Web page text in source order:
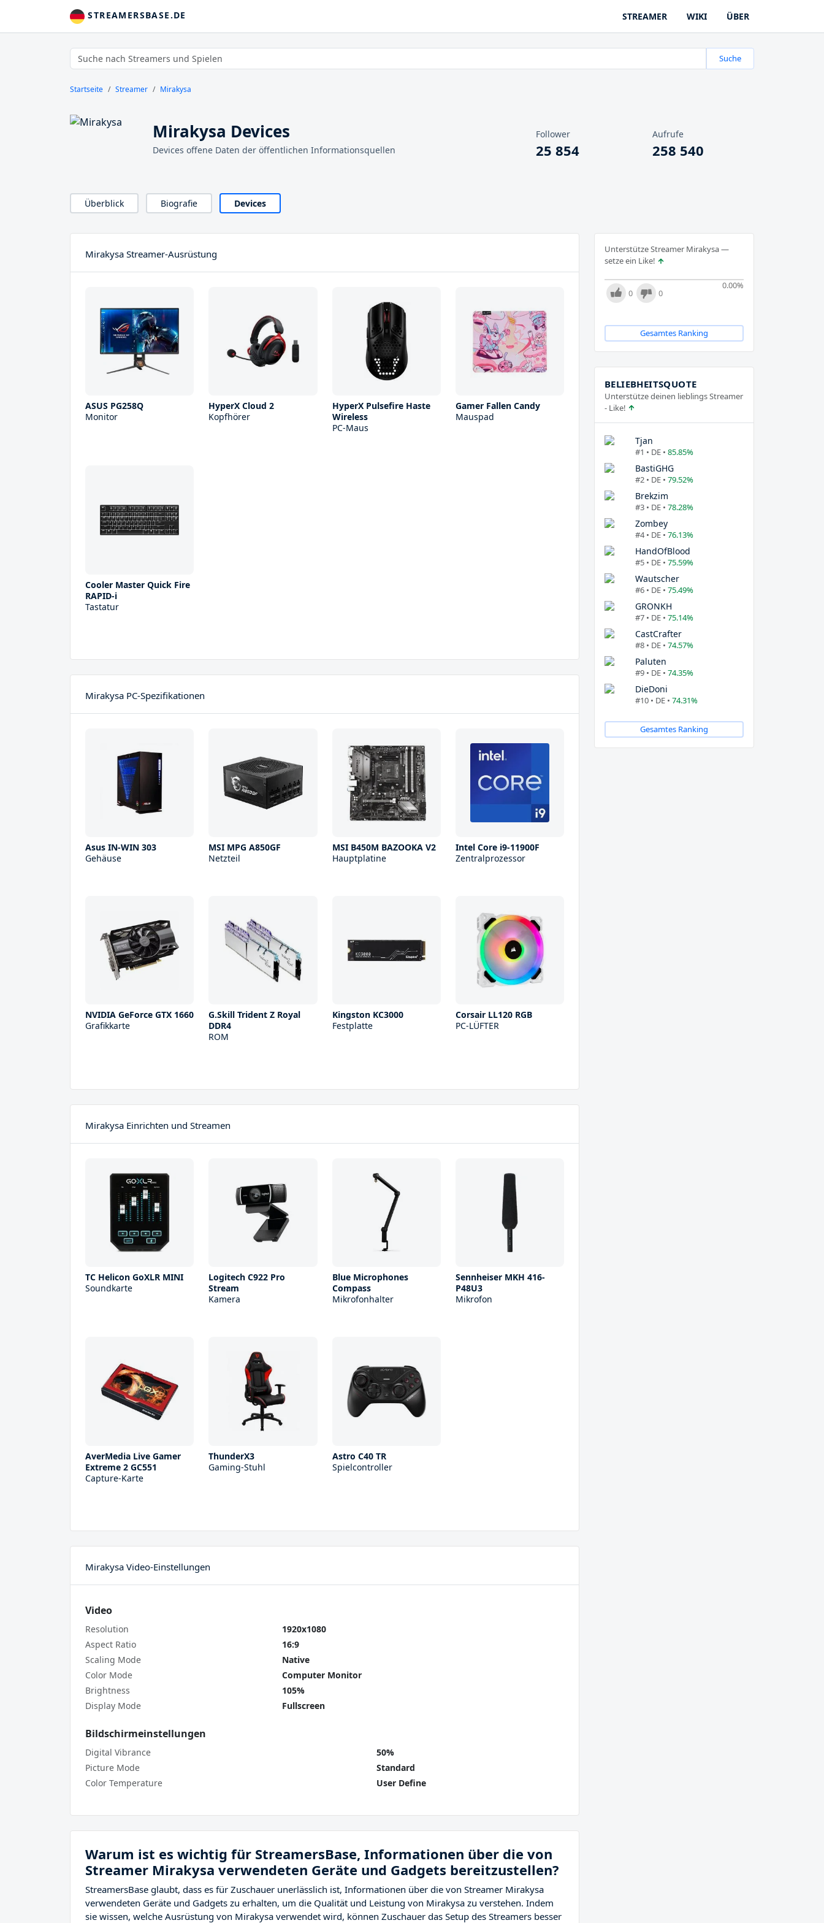
STREAMERSBASE.DE STREAMER WIKI ÜBER
Suche
Startseite Streamer Mirakysa
Mirakysa Devices
Devices offene Daten der öffentlichen Informationsquellen
Follower
25 854
Aufrufe
258 540
Überblick Biografie Devices
Mirakysa Streamer-Ausrüstung
ASUS PG258Q
Monitor
HyperX Cloud 2
Kopfhörer
HyperX Pulsefire Haste
Wireless
PC-Maus
Gamer Fallen Candy
Mauspad
Cooler Master Quick Fire
RAPID-i
Tastatur
Mirakysa PC-Spezifikationen
Asus IN-WIN 303
Gehäuse
MSI MPG A850GF
Netzteil
MSI B450M BAZOOKA V2
Hauptplatine
Intel Core i9-11900F
Zentralprozessor
NVIDIA GeForce GTX 1660
Grafikkarte
G.Skill Trident Z Royal
DDR4
ROM
Kingston KC3000
Festplatte
Corsair LL120 RGB
PC-LÜFTER
Mirakysa Einrichten und Streamen
TC Helicon GoXLR MINI
Soundkarte
Logitech C922 Pro
Stream
Kamera
Blue Microphones
Compass
Mikrofonhalter
Sennheiser MKH 416-
P48U3
Mikrofon
AverMedia Live Gamer
Extreme 2 GC551
Capture-Karte
ThunderX3
Gaming-Stuhl
Astro C40 TR
Spielcontroller
Mirakysa Video-Einstellungen
Video
Resolution
1920x1080
Aspect Ratio
16:9
Scaling Mode
Native
Color Mode
Computer Monitor
Brightness
105%
Display Mode
Fullscreen
Bildschirmeinstellungen
Digital Vibrance
50%
Picture Mode
Standard
Color Temperature
User Define
Warum ist es wichtig für StreamersBase, Informationen über die von
Streamer Mirakysa verwendeten Geräte und Gadgets bereitzustellen?
StreamersBase glaubt, dass es für Zuschauer unerlässlich ist, Informationen über die von Streamer Mirakysa
verwendeten Geräte und Gadgets zu erhalten, um die Qualität und Leistung von Mirakysa zu verstehen. Indem
sie wissen, welche Ausrüstung von Mirakysa verwendet wird, können Zuschauer das Setup des Streamers besser
Unterstütze Streamer Mirakysa —
setze ein Like!
0.00%
0 0
Gesamtes Ranking
BELIEBHEITSQUOTE
Unterstütze deinen lieblings Streamer
- Like!
Tjan
#1 • DE • 85.85%
BastiGHG
#2 • DE • 79.52%
Brekzim
#3 • DE • 78.28%
Zombey
#4 • DE • 76.13%
HandOfBlood
#5 • DE • 75.59%
Wautscher
#6 • DE • 75.49%
GRONKH
#7 • DE • 75.14%
CastCrafter
#8 • DE • 74.57%
Paluten
#9 • DE • 74.35%
DieDoni
#10 • DE • 74.31%
Gesamtes Ranking